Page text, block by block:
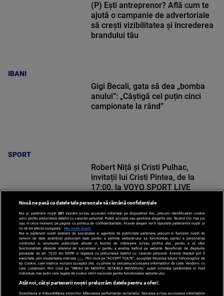
IBANI
(P) Ești antreprenor? Află cum te
ajută o campanie de advertoriale
să crești vizibilitatea și încrederea
brandului tău
SPORT
Gigi Becali, gata să dea „bomba
anului”: „Câștigă cel puțin cinci
campionate la rând”
SPORT
Robert Niță și Cristi Pulhac,
invitații lui Cristi Pintea, de la
17:00, la VOYO SPORT LIVE
Nouă ne pasă ca datele tale personale să rămână confidențiale
Noi și partenerii noștri 201 stocăm și/sau accesăm informații pe dispozitivul dvs., precum identificatorii cookie
unici pentru prelucrarea datelor cu caracter personal. Puteți accepta sau gestiona alegerile dvs. făcând clic mai jos
sau în orice moment, pe pagina cu politica de confidențialitate. Aceste alegeri vor fi raportate partenerilor noștri și
nu vă vor afecta navigarea.
Mai multe detalii
Noi si partenerii nostri (retelele de socializare si agentiile de publicitate partenere, precum si furnizorii nostri de
servicii de date analitice) prelucram date pentru a permite website-ului sa functioneze, pentru a personaliza
continutul si anunturile publicitare afisate in functie de interesele si/sau profilul dvs., pentru a va oferi
functionalitati aferente retelelor de socializare si pentru a analiza traficul pe website. Beneficiati de drepturile
prevazute de art. 15-22 din GDPR in legatura cu prelucrarea datelor cu caracter personal. Aceste drepturi pot fi
exercitate prin modalitatea indicataaici . Prin click pe “ACCEPT TOATE”, acceptati folosirea tuturor Tehnologiilor de
tip Cookie, care implica inclusiv acceptul dvs. cu privire la stocarea/accesarea informatiilor de catre Vendor-ii cu
care colaboram. Prin click pe “VREAU SA MODIFIC SETARILE INDIVIDUAL” puteti schimba preferintele in mod
individual, mai putin cele legate de cookie strict necesare pentru functionarea website-ului.
Atât noi, cât și partenerii noștri prelucrăm datele pentru a oferi:
Dezvoltarea și îmbunătățirea serviciilor. Măsurarea performanței reclamelor. Stocarea și/sau accesarea informațiilor